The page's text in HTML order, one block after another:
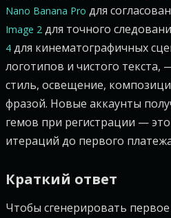
Nano Banana Pro для
Image 2 для точного
4 для кинематографичных
логотипов и чистого текста,
стиль, освещение,
фразой. Новые аккаунты
гемов при регистрации —
итераций до первого
Краткий ответ
Чтобы сгенерировать